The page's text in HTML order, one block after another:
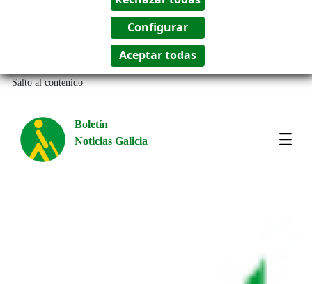
Salto al contenido
Boletín
Noticias Galicia